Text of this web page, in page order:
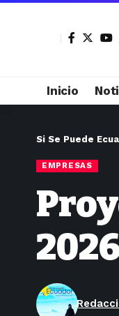
Inicio
Si Se Puede
EMPRESAS